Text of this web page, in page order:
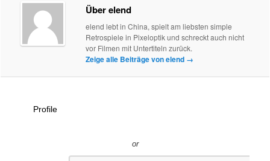
Über elend
elend lebt in China, spielt am liebsten simple
Retrospiele in Pixeloptik und schreckt auch nicht
vor Filmen mit Untertiteln zurück.
Zeige alle Beiträge von elend →
Profile
or